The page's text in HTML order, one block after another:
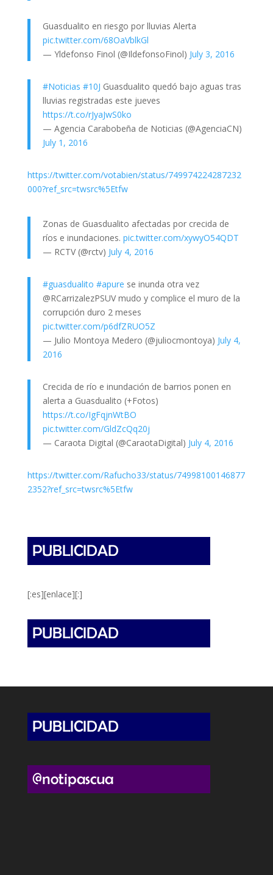
Guasdualito en riesgo por lluvias Alerta
pic.twitter.com/68OaVblkGl
— Yldefonso Finol (@IldefonsoFinol) July 3, 2016
#Noticias #10J Guasdualito quedó bajo aguas tras
lluvias registradas este jueves
https://t.co/rJyaJwS0ko
— Agencia Carabobeña de Noticias (@AgenciaCN)
July 1, 2016
https://twitter.com/votabien/status/749974224287232
000?ref_src=twsrc%5Etfw
Zonas de Guasdualito afectadas por crecida de
ríos e inundaciones. pic.twitter.com/xywyO54QDT
— RCTV (@rctv) July 4, 2016
#guasdualito #apure se inunda otra vez
@RCarrizalezPSUV mudo y complice el muro de la
corrupción duro 2 meses
pic.twitter.com/p6dfZRUO5Z
— Julio Montoya Medero (@juliocmontoya) July 4,
2016
Crecida de río e inundación de barrios ponen en
alerta a Guasdualito (+Fotos)
https://t.co/IgFqjnWtBO
pic.twitter.com/GldZcQq20j
— Caraota Digital (@CaraotaDigital) July 4, 2016
https://twitter.com/Rafucho33/status/74998100146877
2352?ref_src=twsrc%5Etfw
[:es][enlace][:]